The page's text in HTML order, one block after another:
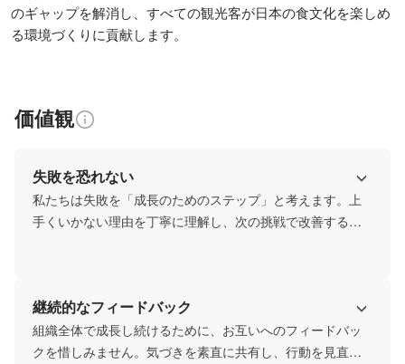
のギャップを解消し、すべての観光客が日本の食文化を楽しめ
る環境づくりに貢献します。
価値観
失敗を恐れない
私たちは失敗を「成長のためのステップ」と考えます。上
手くいかない理由を丁寧に理解し、次の挑戦で改善するこ
継続的なフィードバック
組織全体で成長し続けるために、お互いへのフィードバッ
クを惜しみません。気づきを素直に共有し、行動を見直す